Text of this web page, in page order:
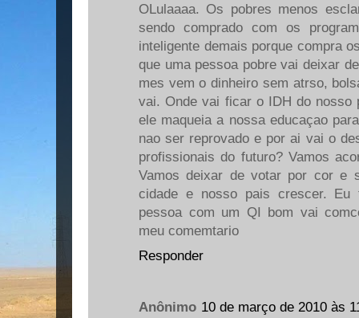
OLulaaaa. Os pobres menos
sendo comprado com os
inteligente demais porque compra
que uma pessoa pobre vai deixar
mes vem o dinheiro sem atrso,
vai. Onde vai ficar o IDH do nosso
ele maqueia a nossa educaçao
nao ser reprovado e por ai vai o
profissionais do futuro? Vamos
Vamos deixar de votar por cor e
cidade e nosso pais crescer. Eu
pessoa com um QI bom vai
meu comemtario
Responder
Anônimo 10 de março de 2010 às